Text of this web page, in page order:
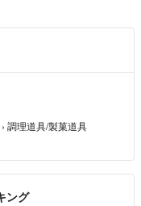
› 調理道具/製菓道具
ング